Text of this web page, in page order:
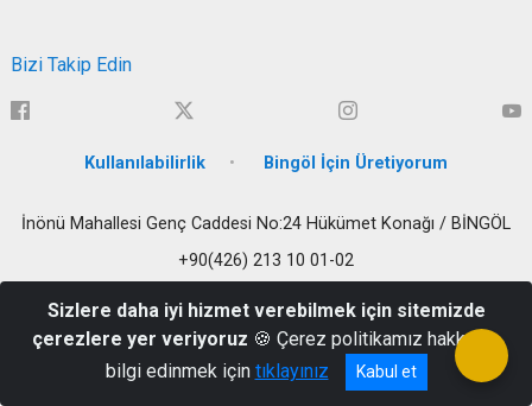
Bizi Takip Edin
Kullanılabilirlik Bingöl İçin Üretiyorum
İnönü Mahallesi Genç Caddesi No:24 Hükümet Konağı / BİNGÖL
+90(426) 213 10 01-02
Sizlere daha iyi hizmet verebilmek için sitemizde
çerezlere yer veriyoruz 🍪 Çerez politikamız hakkında
bilgi edinmek için tıklayınız Kabul et